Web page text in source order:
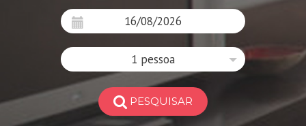
1 pessoa
PESQUISAR